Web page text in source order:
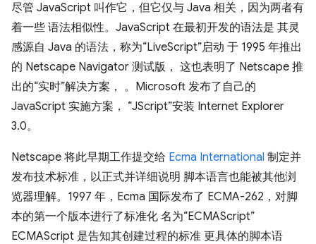
尽管 JavaScript 叫作它，但它仅与 Java 相关，因为两者有
着一些 语法相似性。JavaScript 在最初开发的语法是 其灵
感源自 Java 的语法，称为“LiveScript”启动 于 1995 年推出
的 Netscape Navigator 测试版， 这也表明了 Netscape 推
出的“实时”解决方案， 。Microsoft 发布了自己的
JavaScript 实施方案， “JScript”安装 Internet Explorer
3.0。
Netscape 将此早期工作提交给 Ecma International 制定并
发布技术标准，以正式并详细说明 脚本语言也能被其他浏
览器理解。1997 年，Ecma 国际发布了 ECMA-262，对脚
本的第一个版本进行了标准化 名为“ECMAScript”
ECMAScript 是告知其创建过程的标准 更具体的脚本语